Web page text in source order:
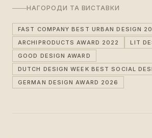
НАГОРОДИ ТА ВИСТАВКИ
FAST COMPANY BEST URBAN DESIGN
ARCHIPRODUCTS AWARD 2022
LIT
GOOD DESIGN AWARD
DUTCH DESIGN WEEK BEST SOCIAL
GERMAN DESIGN AWARD 2026